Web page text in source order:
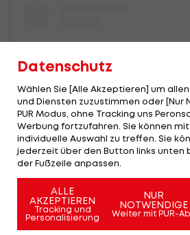
Datenschutz
Wählen Sie [Alle Akzeptieren] um
und Diensten zuzustimmen oder [Nur
PUR Modus, ohne Tracking uns
Werbung fortzufahren. Sie können
individuelle Auswahl zu treffen. Sie
jederzeit über den Button links unten
der Fußzeile anpassen.
ALLE
AKZEPTIEREN
Tracking und
Personalisierung
NUR
NOTWENDIGE
Weiter mit PUR-